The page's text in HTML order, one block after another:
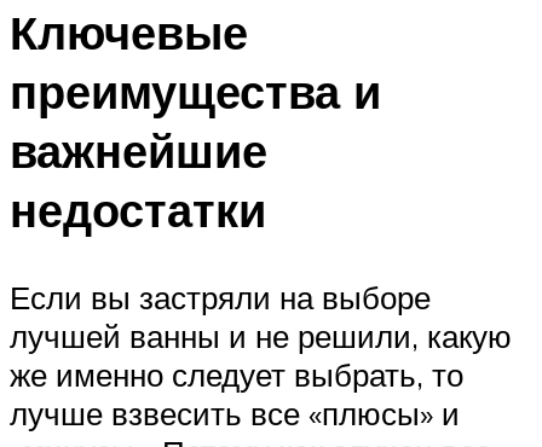
Ключевые
преимущества и
важнейшие
недостатки
Если вы застряли на выборе
лучшей ванны и не решили, какую
же именно следует выбрать, то
лучше взвесить все «плюсы» и